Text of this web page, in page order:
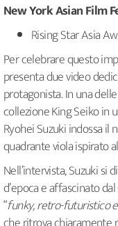
New York Asian Film
Rising Star Asia
Per celebrare questo
presenta due video
protagonista. In una
collezione King Seiko in
Ryohei Suzuki indossa il
quadrante viola ispirato
Nell’intervista, Suzuki si
d’epoca e affascinato
“funky, retro-futuristico